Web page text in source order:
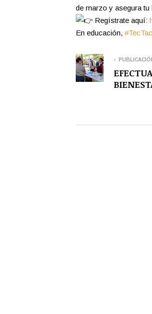
de marzo y asegura tu
Regístrate aquí:
En educación,